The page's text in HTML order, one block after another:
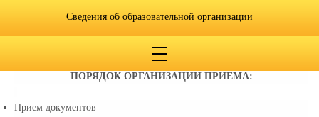
ПОРЯДОК ОРГАНИЗАЦИИ ПРИЕМА:
Прием документов
Сведения об образовательной организации